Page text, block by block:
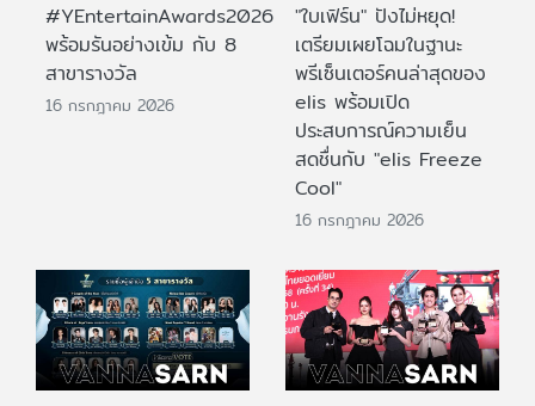
#YEntertainAwards2026
พร้อมรันอย่างเข้ม กับ 8
สาขารางวัล
16 กรกฎาคม 2026
"ใบเฟิร์น" ปังไม่หยุด!
เตรียมเผยโฉมในฐานะ
พรีเซ็นเตอร์คนล่าสุดของ
elis พร้อมเปิด
ประสบการณ์ความเย็น
สดชื่นกับ "elis Freeze
Cool"
16 กรกฎาคม 2026